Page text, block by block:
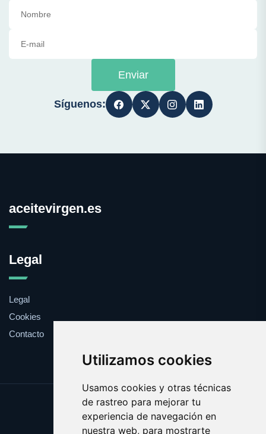
Utilizamos cookies
Usamos cookies y otras técnicas
de rastreo para mejorar tu
experiencia de navegación en
nuestra web, para mostrarte
Enviar
Síguenos:
aceitevirgen.es
Legal
Legal
Cookies
Contacto
Update cookies preferences
Copyright © 2025 aceitevirgen.es